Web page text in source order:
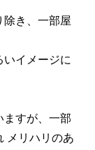
除き、一部屋
いイメージに
ますが、一部
メリハリのあ